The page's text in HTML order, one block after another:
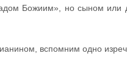
Божиим», но сыном
вспомним одно